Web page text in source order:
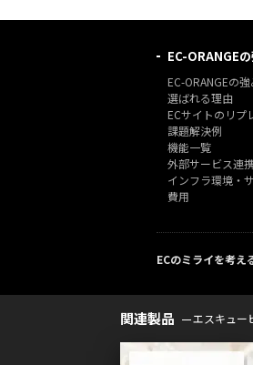
EC-ORANGE
EC-ORANGEの強
選ばれる理由
ECサイトのリプ
課題解決例
機能一覧
外部サービス連
インフラ環境・
費用
ECのミライを考え
関連製品 エスキュー